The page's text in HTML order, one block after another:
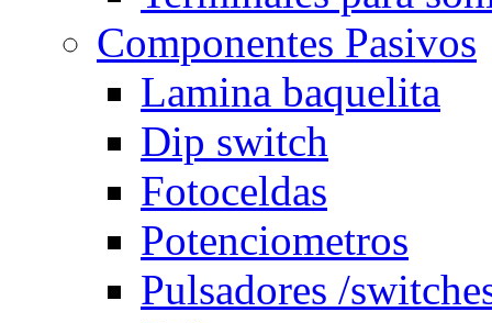
Componentes Pasivos
Lamina baquelita
Dip switch
Fotoceldas
Potenciometros
Pulsadores /